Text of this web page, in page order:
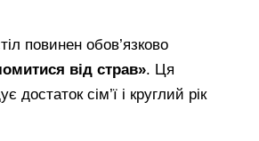
повинен обов’язково
від страв». Ця
достаток сім’ї і круглий рік